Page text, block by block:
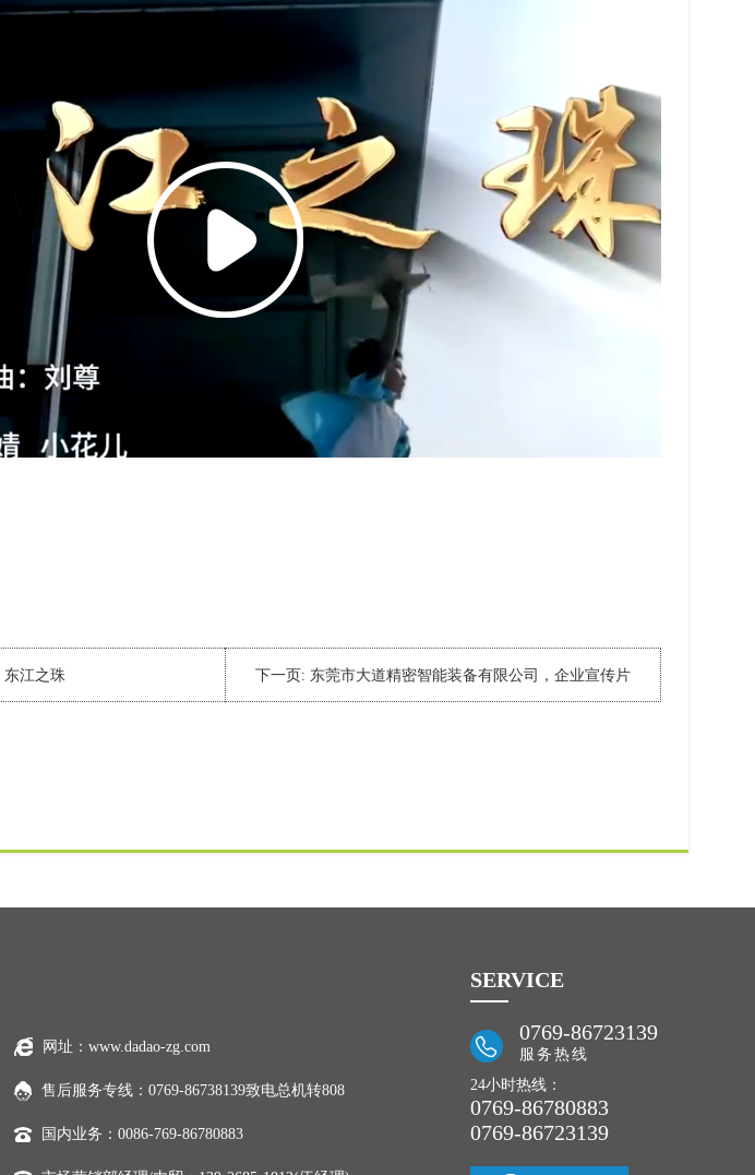
东江之珠 下一页: 东莞市大道精密智能装备有限公司，企业宣传片
网址：www.dadao-zg.com
售后服务专线：0769-86738139致电总机转808
国内业务：0086-769-86780883
SERVICE
0769-86723139
服务热线
24小时热线：
0769-86780883
0769-86723139